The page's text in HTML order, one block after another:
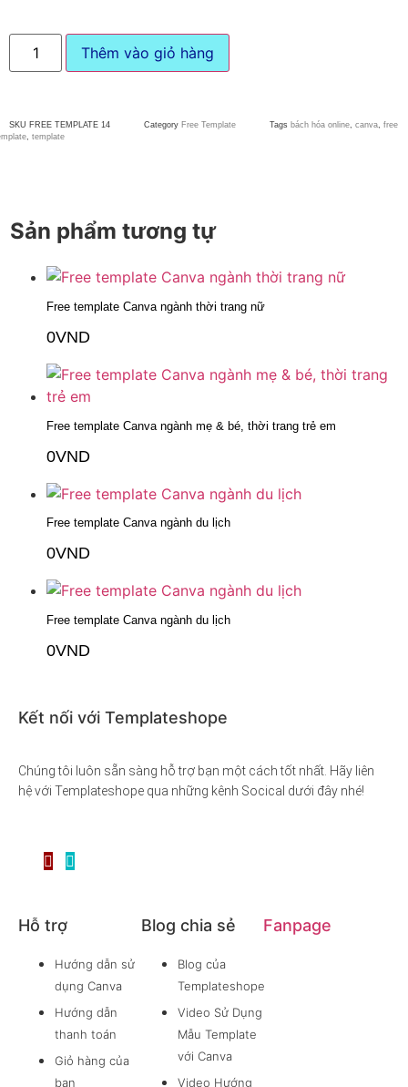
Thêm vào giỏ hàng
SKU FREE TEMPLATE 14 Category Free Template Tags bách hóa online canva free
template
Sản phẩm tương tự
Free template Canva ngành thời trang nữ
0VND
Free template Canva ngành mẹ & bé, thời trang trẻ em
0VND
Free template Canva ngành du lịch
0VND
Free template Canva ngành du lịch
0VND
Kết nối với Templateshope
Chúng tôi luôn sẵn sàng hỗ trợ bạn một cách tốt nhất. Hãy liên
hệ với Templateshope qua những kênh Socical dưới đây nhé!
Hỗ trợ
Hướng dẫn sử
dụng Canva
Hướng dẫn
thanh toán
Giỏ hàng của
bạn
Blog chia sẻ
Blog của
Templateshope
Video Sử Dụng
Mẫu Template
với Canva
Video Hướng
Fanpage